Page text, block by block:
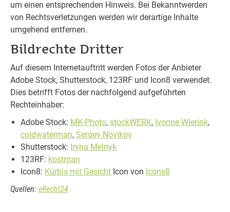
um einen entsprechenden Hinweis. Bei Bekanntwerden
von Rechtsverletzungen werden wir derartige Inhalte
umgehend entfernen.
Bildrechte Dritter
Auf diesem Internetauftritt werden Fotos der Anbieter
Adobe Stock, Shutterstock, 123RF und Icon8 verwendet.
Dies betrifft Fotos der nachfolgend aufgeführten
Rechteinhaber:
Adobe Stock: MK-Photo, stockWERK, Ivonne Wierink,
coldwaterman, Sergey Novikov
Shutterstock: Iryna Melnyk
123RF: kostman
Icon8: Kürbis mit Gesicht Icon von Icons8
Quellen: eRecht24